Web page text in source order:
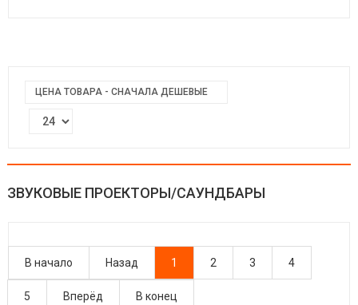
ЦЕНА ТОВАРА - СНАЧАЛА ДЕШЕВЫЕ
ЗВУКОВЫЕ ПРОЕКТОРЫ/САУНДБАРЫ
В начало Назад 1 2 3 4
5 Вперёд В конец